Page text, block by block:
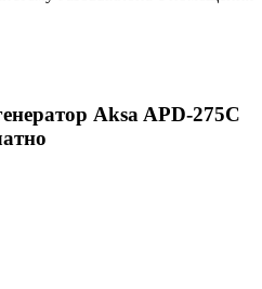
Aksa APD-275C